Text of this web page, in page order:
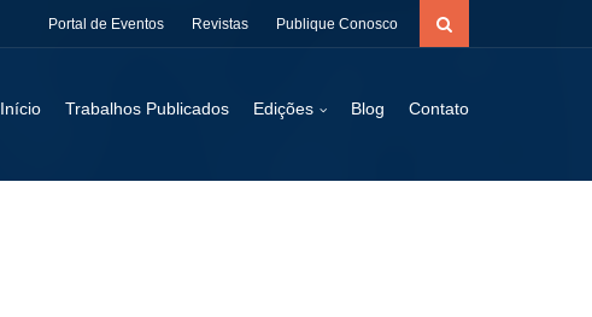
Portal de Eventos Revistas Publique Conosco
Início Trabalhos Publicados Edições Blog Contato